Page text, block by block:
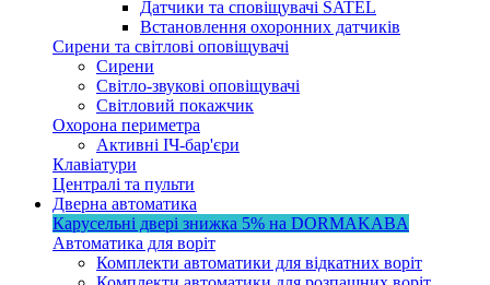
Датчики та сповіщувачі SATEL
Встановлення охоронних датчиків
Сирени та світлові оповіщувачі
Сирени
Світло-звукові оповіщувачі
Світловий покажчик
Охорона периметра
Активні ІЧ-бар'єри
Клавіатури
Централі та пульти
Дверна автоматика
Карусельні двері знижка 5% на DORMAKABA
Автоматика для воріт
Комплекти автоматики для відкатних воріт